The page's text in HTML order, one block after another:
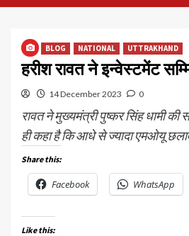
BLOG NATIONAL UTTRAKHAND
हरीश रावत ने इन्वेस्टमेंट
14 December 2023 0
रावत ने मुख्यमंत्री पुष्कर सिंह धामी की
ही कहा है कि आधे से ज्यादा एमओयू
Share this:
Facebook WhatsApp
Like this: